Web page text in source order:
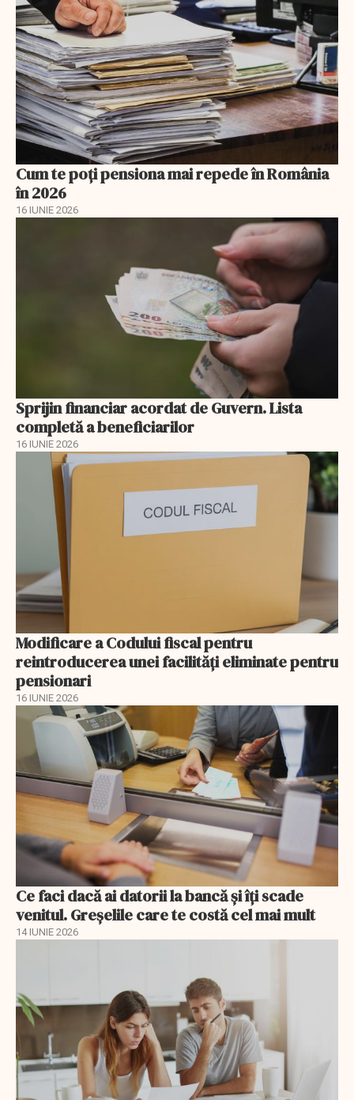
Cum te poți pensiona mai repede în România
în 2026
16 IUNIE 2026
Sprijin financiar acordat de Guvern. Lista
completă a beneficiarilor
16 IUNIE 2026
Modificare a Codului fiscal pentru
reintroducerea unei facilități eliminate pentru
pensionari
16 IUNIE 2026
Ce faci dacă ai datorii la bancă și îți scade
venitul. Greșelile care te costă cel mai mult
14 IUNIE 2026